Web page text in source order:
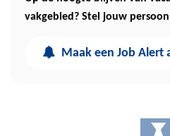
vakgebied? Stel jouw
Maak een Job Alert